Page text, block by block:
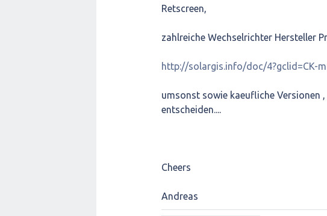
Retscreen,
zahlreiche Wechselrichter Hersteller
http://solargis.info/doc/4?gclid=CK-
umsonst sowie kaeufliche Versionen
entscheiden....
Cheers
Andreas